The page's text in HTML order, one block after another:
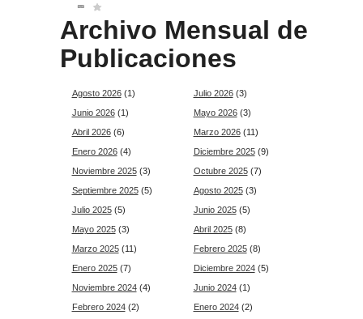
Archivo Mensual de
Publicaciones
Agosto 2026(1) Julio 2026(3)
Junio 2026(1) Mayo 2026(3)
Abril 2026(6) Marzo 2026(11)
Enero 2026(4) Diciembre 2025(9)
Noviembre 2025(3) Octubre 2025(7)
Septiembre 2025(5) Agosto 2025(3)
Julio 2025(5) Junio 2025(5)
Mayo 2025(3) Abril 2025(8)
Marzo 2025(11) Febrero 2025(8)
Enero 2025(7) Diciembre 2024(5)
Noviembre 2024(4) Junio 2024(1)
Febrero 2024(2) Enero 2024(2)